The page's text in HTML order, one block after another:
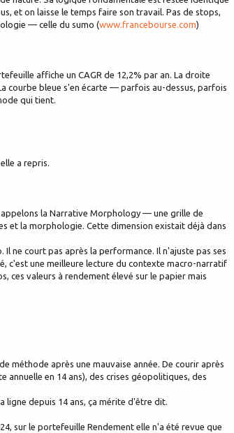
et on laisse le temps faire son travail. Pas de stops,
— celle du sumo (www.francebourse.com)
affiche un CAGR de 12,2% par an. La droite
courbe bleue s'en écarte — parfois au-dessus, parfois
qui tient.
a repris.
la Narrative Morphology — une grille de
et la morphologie. Cette dimension existait déjà dans
ne court pas après la performance. Il n'ajuste pas ses
c'est une meilleure lecture du contexte macro-narratif
ces valeurs à rendement élevé sur le papier mais
méthode après une mauvaise année. De courir après
annuelle en 14 ans), des crises géopolitiques, des
ligne depuis 14 ans, ça mérite d'être dit.
sur le portefeuille Rendement elle n'a été revue que